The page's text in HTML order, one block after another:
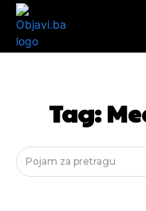
Tag:
Pojam za pretragu